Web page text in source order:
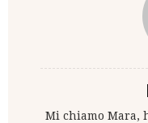
Mi chiamo Mara,